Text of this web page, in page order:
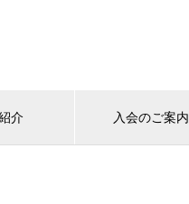
介 入会のご案内